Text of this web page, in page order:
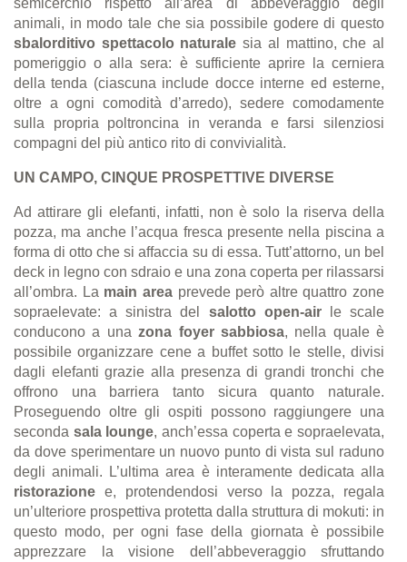
animali, in modo tale che sia possibile godere di questo
sbalorditivo spettacolo naturale sia al mattino, che al
pomeriggio o alla sera: è sufficiente aprire la cerniera
della tenda (ciascuna include docce interne ed esterne,
oltre a ogni comodità d’arredo), sedere comodamente
sulla propria poltroncina in veranda e farsi silenziosi
compagni del più antico rito di convivialità.
UN CAMPO, CINQUE PROSPETTIVE DIVERSE
Ad attirare gli elefanti, infatti, non è solo la riserva della
pozza, ma anche l’acqua fresca presente nella piscina a
forma di otto che si affaccia su di essa. Tutt’attorno, un bel
deck in legno con sdraio e una zona coperta per rilassarsi
all’ombra. La main areaprevede però altre quattro zone
sopraelevate: a sinistra del salotto open-airle scale
conducono a unazona foyer sabbiosa, nella quale è
possibile organizzare cene a buffet sotto le stelle, divisi
dagli elefanti grazie alla presenza di grandi tronchi che
offrono una barriera tanto sicura quanto naturale.
Proseguendo oltre gli ospiti possono raggiungere una
seconda sala lounge, anch’essa coperta e sopraelevata,
da dove sperimentare un nuovo punto di vista sul raduno
degli animali. L’ultima area è interamente dedicata alla
ristorazione e, protendendosi verso la pozza, regala
un’ulteriore prospettiva protetta dalla struttura di mokuti: in
questo modo, per ogni fase della giornata è possibile
apprezzare la visione dell’abbeveraggio sfruttando